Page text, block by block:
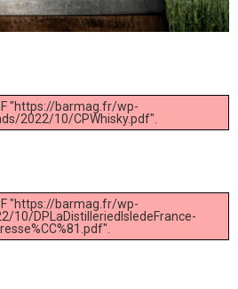
"https://barmag.fr/wp-
2022/10/CPWhisky.pdf".
"https://barmag.fr/wp-
10/DPLaDistilleriedIsledeFrance-